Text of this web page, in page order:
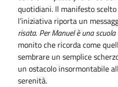
quotidiani. Il manifesto
l’iniziativa riporta un
risata. Per Manuel è una
monito che ricorda come
sembrare un semplice
un ostacolo insormontabile
serenità.